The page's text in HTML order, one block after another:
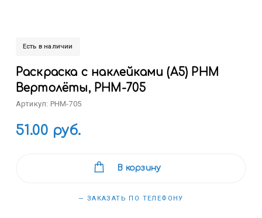
Есть в наличии
Раскраска с наклейками (А5) РНМ
Вертолёты, РНМ-705
Артикул: РНМ-705
51.00 руб.
В корзину
— ЗАКАЗАТЬ ПО ТЕЛЕФОНУ